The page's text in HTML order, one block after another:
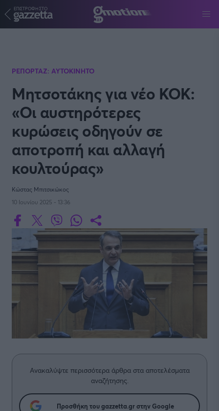
ΕΠΙΣΤΡΟΦΗ ΣΤΟ
ΡΕΠΟΡΤΑΖ: ΑΥΤΟΚΙΝΗΤΟ
Μητσοτάκης για νέο ΚΟΚ:
«Οι αυστηρότερες
κυρώσεις οδηγούν σε
αποτροπή και αλλαγή
κουλτούρας»
Κώστας Μπιτσικώκος
10 Ιουνίου 2025 - 13:36
Ανακαλύψτε περισσότερα άρθρα στα αποτελέσματα
αναζήτησης.
Προσθήκη του gazzetta.gr στην Google